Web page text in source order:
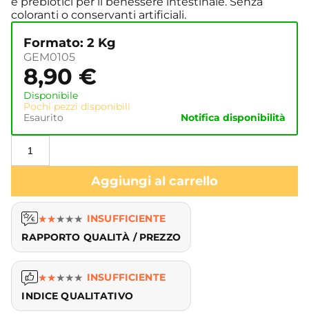
coloranti o conservanti artificiali.
Formato: 2 Kg
GEM0105
8,90 €
Disponibile
Pochi pezzi disponibili
Esaurito
Notifica disponibilità
Aggiungi al carrello
★★★★★ INSUFFICIENTE
RAPPORTO QUALITÀ / PREZZO
★★★★★ INSUFFICIENTE
INDICE QUALITATIVO